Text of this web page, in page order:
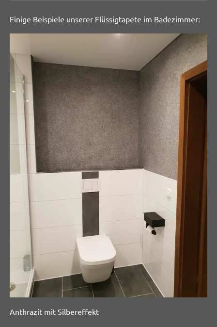
Einige Beispiele unserer Flüssigtapete im Badezimmer:
Anthrazit mit Silbereffekt